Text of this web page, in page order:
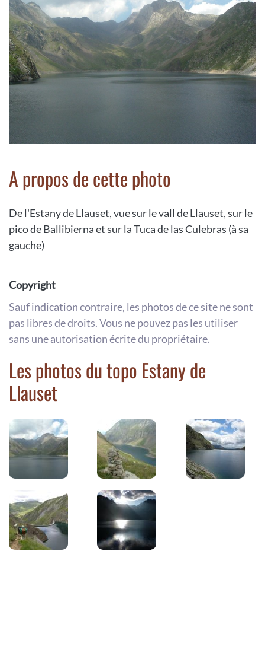
A propos de cette photo
De l'Estany de Llauset, vue sur le vall de Llauset, sur le
pico de Ballibierna et sur la Tuca de las Culebras (à sa
gauche)
Copyright
Sauf indication contraire, les photos de ce site ne sont
pas libres de droits. Vous ne pouvez pas les utiliser
sans une autorisation écrite du propriétaire.
Les photos du topo Estany de
Llauset